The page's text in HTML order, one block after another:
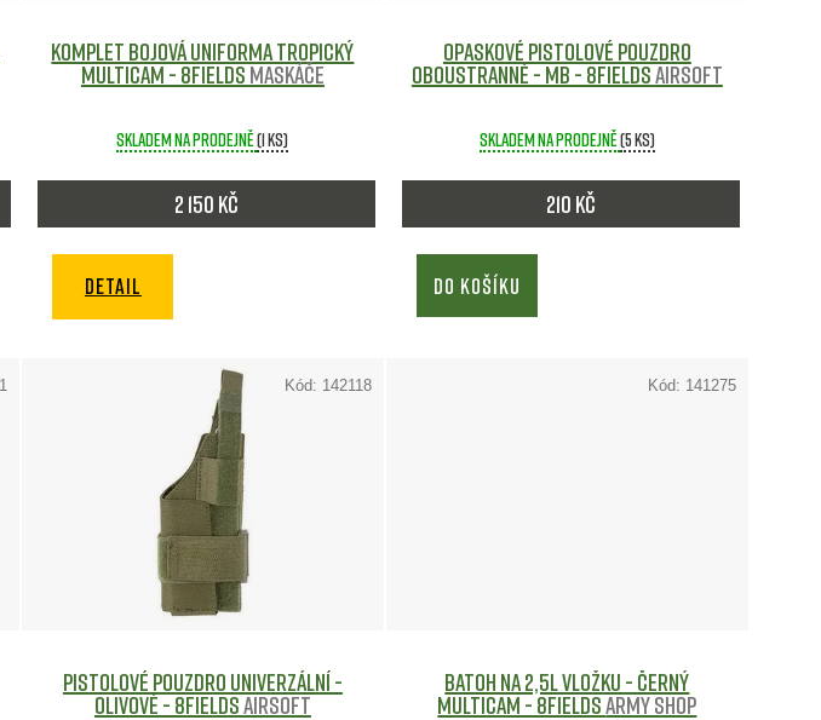
Pistolové Pouzdro Univerzální -
Olivové - 8FieldsAirsoft
Kód: 142118
Batoh na 2,5l Vložku - Černý
Multicam - 8FieldsArmy shop
Kód: 141275
Komplet bojová uniforma Tropický
Multicam - 8FieldsMaskáče
Skladem na prodejně(1 ks)
2 150 Kč
DETAIL
Opaskové Pistolové Pouzdro
Oboustranné - MB - 8FieldsAirsoft
Skladem na prodejně(5 ks)
210 Kč
DO KOŠÍKU